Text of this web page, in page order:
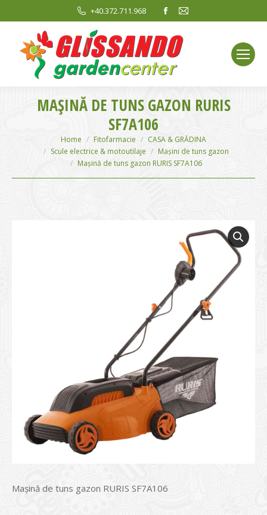
+40.372.711.968
Facebook
opens
in
new
window
Mail
window
MAŞINĂ DE TUNS GAZON RURIS
SF7A106
You are here:Home Fitofarmacie
CASA & GRĂDINA
Scule electrice & motoutilaje
Mașini de tuns gazon
Maşină de tuns gazon RURIS SF7A106
Maşină de tuns gazon RURIS SF7A106